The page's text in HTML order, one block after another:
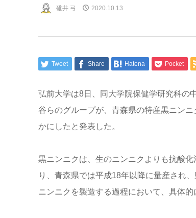
碓井 弓 2020.10.13
Tweet Share Hatena Pocket
弘前大学は8日、同大学院保健学研究科の
谷らのグループが、青森県の特産黒ニン
かにしたと発表した。
黒ニンニクは、生のニンニクよりも抗酸
り、青森県では平成18年以降に量産され
ニンニクを製造する過程において、具体